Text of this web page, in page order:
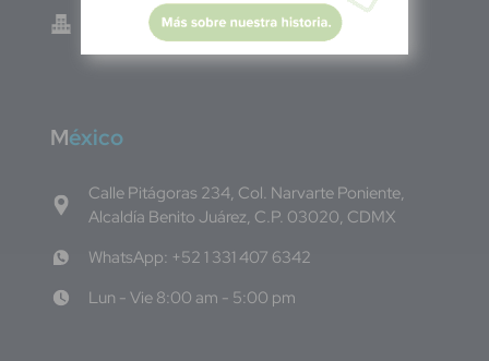
Green Know S.A de C.V - El Salvador 0614-
220118-102-0
México
Calle Pitágoras 234, Col. Narvarte Poniente,
Alcaldía Benito Juárez, C.P. 03020, CDMX
WhatsApp: +52 1 331 407 6342
Lun - Vie 8:00 am - 5:00 pm